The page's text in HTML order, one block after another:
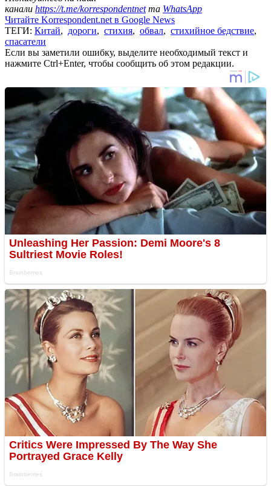
канали https://t.me/korrespondentnetта WhatsApp
Читайте Korrespondent.net в Google News
ТЕГИ: Китай, дороги, стихия, обвал, стихийное бедствие,
спасатели
Если вы заметили ошибку, выделите необходимый текст и
нажмите Ctrl+Enter, чтобы сообщить об этом редакции.